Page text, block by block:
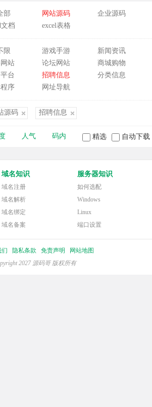
部 网站源码
企业源码
档
excel表格
限 游戏手游
新闻资讯
站
论坛网站
商城购物
台
招聘信息
分类信息
序
网址导航
源码 招聘信息
人气 码内 精选 自动下载
域名知识
域名注册
域名解析
域名绑定
域名备案
服务器知识
如何选配
Windows
Linux
端口设置
们 隐私条款 免责声明
网站地图
2027 源码哥 版权所有